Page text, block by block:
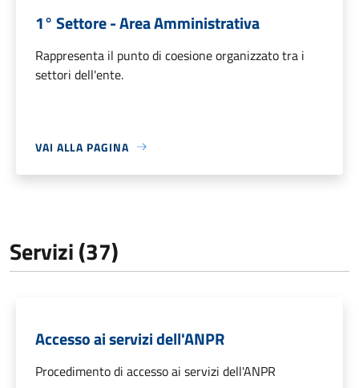
1° Settore - Area Amministrativa
Rappresenta il punto di coesione organizzato tra i
settori dell'ente.
VAI ALLA PAGINA
Servizi (37)
Accesso ai servizi dell'ANPR
Procedimento di accesso ai servizi dell'ANPR